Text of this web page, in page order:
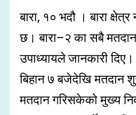
बारा, १० भदौ । बारा
छ। बारा–२ का सबै
उपाध्यायले जानकारी दिए।
बिहान ७ बजेदेखि मतदान
मतदान गरिसकेको मुख्य